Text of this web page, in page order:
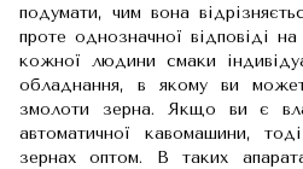
подумати, чим вона
проте однозначної відповіді
кожної людини смаки
обладнання, в якому ви
змолоти зерна. Якщо ви є
автоматичної кавомашини,
зернах оптом. В таких